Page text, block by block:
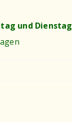
und Dienstag